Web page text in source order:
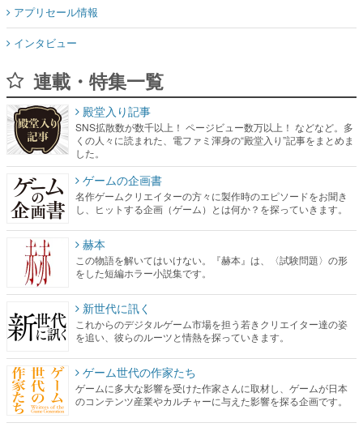
アプリセール情報
インタビュー
連載・特集一覧
殿堂入り記事
SNS拡散数が数千以上！ ページビュー数万以上！ などなど。多
くの人々に読まれた、電ファミ渾身の“殿堂入り”記事をまとめま
した。
ゲームの企画書
名作ゲームクリエイターの方々に製作時のエピソードをお聞き
し、ヒットする企画（ゲーム）とは何か？を探っていきます。
赫本
この物語を解いてはいけない。『赫本』は、〈試験問題〉の形
をした短編ホラー小説集です。
新世代に訊く
これからのデジタルゲーム市場を担う若きクリエイター達の姿
を追い、彼らのルーツと情熱を探っていきます。
ゲーム世代の作家たち
ゲームに多大な影響を受けた作家さんに取材し、ゲームが日本
のコンテンツ産業やカルチャーに与えた影響を探る企画です。